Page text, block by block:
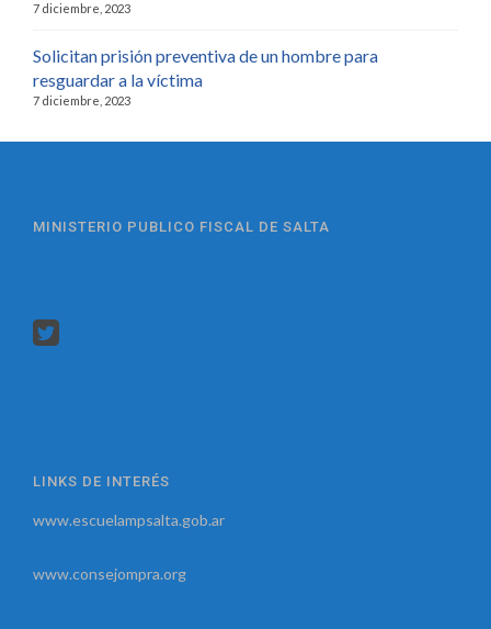
7 diciembre, 2023
Solicitan prisión preventiva de un hombre para
resguardar a la víctima
7 diciembre, 2023
MINISTERIO PUBLICO FISCAL DE SALTA
LINKS DE INTERÉS
www.escuelampsalta.gob.ar
www.consejompra.org